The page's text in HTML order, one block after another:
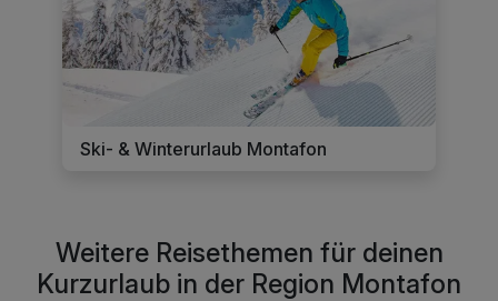
Ski- & Winterurlaub Montafon
Weitere Reisethemen für deinen
Kurzurlaub in der Region Montafon